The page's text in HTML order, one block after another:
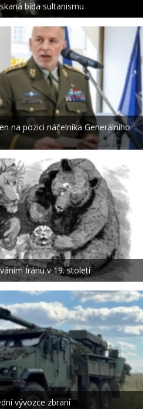
bída sultanismu
na pozici náčelníka Generálního
Íránu v 19. století
vývozce zbraní